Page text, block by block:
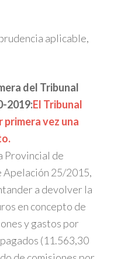
aplicable,
del Tribunal
2019:El Tribunal
primera vez una
Provincial de
Apelación 25/2015,
a devolver la
en concepto de
y gastos por
(11.563,30